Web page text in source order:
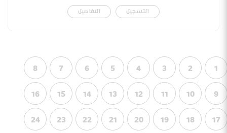
التسجيل التفاصيل
1
2
3
4
5
6
7
8
9
10
11
12
13
14
15
16
17
18
19
20
21
22
23
24